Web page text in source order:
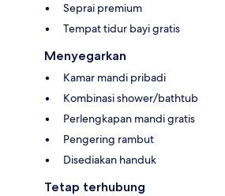
Seprai premium
Tempat tidur bayi gratis
Menyegarkan
Kamar mandi pribadi
Kombinasi shower/bathtub
Perlengkapan mandi gratis
Pengering rambut
Disediakan handuk
Tetap terhubung